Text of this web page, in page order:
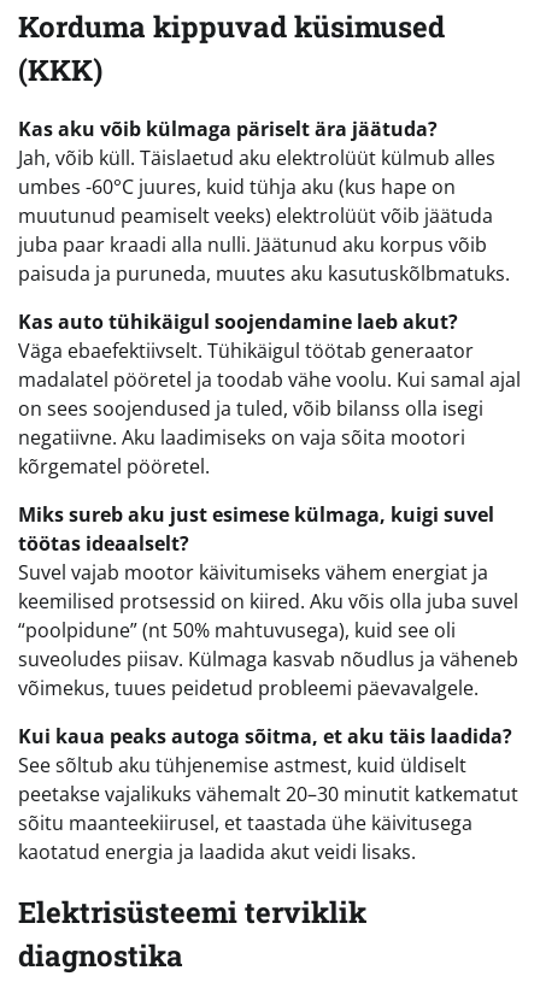
Korduma kippuvad küsimused
(KKK)
Kas aku võib külmaga päriselt ära jäätuda?
Jah, võib küll. Täislaetud aku elektrolüüt külmub alles
umbes -60°C juures, kuid tühja aku (kus hape on
muutunud peamiselt veeks) elektrolüüt võib jäätuda
juba paar kraadi alla nulli. Jäätunud aku korpus võib
paisuda ja puruneda, muutes aku kasutuskõlbmatuks.
Kas auto tühikäigul soojendamine laeb akut?
Väga ebaefektiivselt. Tühikäigul töötab generaator
madalatel pööretel ja toodab vähe voolu. Kui samal ajal
on sees soojendused ja tuled, võib bilanss olla isegi
negatiivne. Aku laadimiseks on vaja sõita mootori
kõrgematel pööretel.
Miks sureb aku just esimese külmaga, kuigi suvel
töötas ideaalselt?
Suvel vajab mootor käivitumiseks vähem energiat ja
keemilised protsessid on kiired. Aku võis olla juba suvel
“poolpidune” (nt 50% mahtuvusega), kuid see oli
suveoludes piisav. Külmaga kasvab nõudlus ja väheneb
võimekus, tuues peidetud probleemi päevavalgele.
Kui kaua peaks autoga sõitma, et aku täis laadida?
See sõltub aku tühjenemise astmest, kuid üldiselt
peetakse vajalikuks vähemalt 20–30 minutit katkematut
sõitu maanteekiirusel, et taastada ühe käivitusega
kaotatud energia ja laadida akut veidi lisaks.
Elektrisüsteemi terviklik
diagnostika